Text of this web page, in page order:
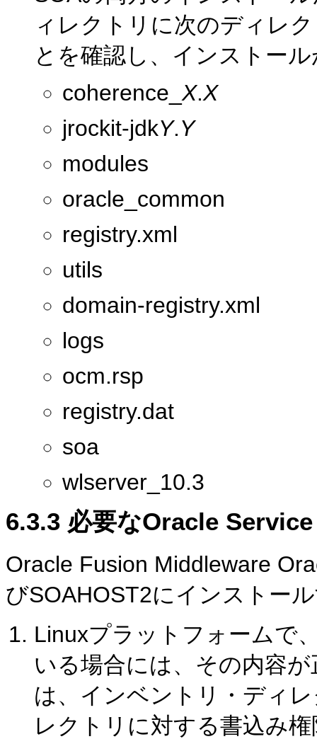
ィレクトリに次のディレ
とを確認し、インストー
coherence_ X.X
jrockit-jdkY.Y
modules
oracle_common
registry.xml
utils
domain-registry.xml
logs
ocm.rsp
registry.dat
soa
wlserver_10.3
6.3.3 必要なOracle
Oracle Fusion Middleware
びSOAHOST2にインストー
Linuxプラットフォームで
いる場合には、その内容
は、インベントリ・ディ
レクトリに対する書込み